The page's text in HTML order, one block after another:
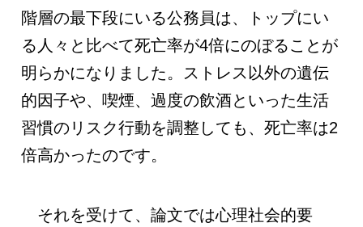
階層の最下段にいる公務員は、トップにい
る人々と比べて死亡率が4倍にのぼることが
明らかになりました。ストレス以外の遺伝
的因子や、喫煙、過度の飲酒といった生活
習慣のリスク行動を調整しても、死亡率は2
倍高かったのです。
それを受けて、論文では心理社会的要